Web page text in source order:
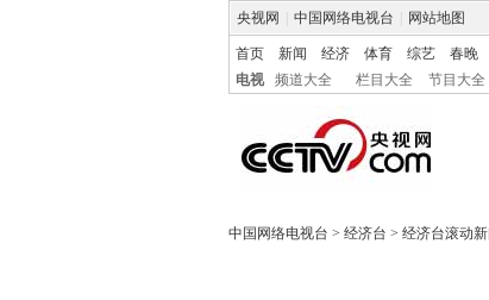
央视网 中国网络电视台 网站地图
首页 新闻 经济 体育 综艺 春晚
电视
频道大全 栏目大全 节目大全
中国网络电视台 > 经济台 > 经济台滚动新